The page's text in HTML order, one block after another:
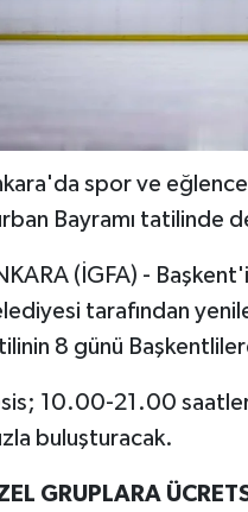
spor ve
Bayramı tatilinde
(İGFA) -
tarafından
8 günü
10.00-21.00
buluşturacak.
GRUPLARA